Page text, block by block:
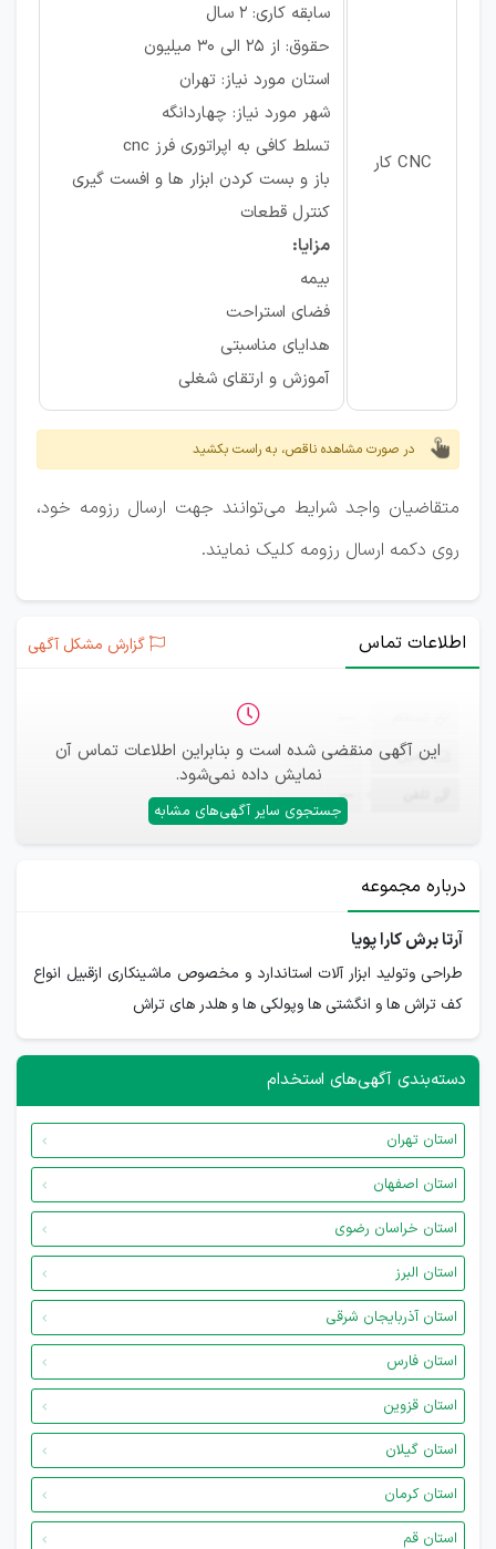
CNC کار
سابقه کاری: ۲ سال
حقوق: از ۲۵ الی ۳۰ میلیون
استان مورد نیاز: تهران
شهر مورد نیاز: چهاردانگه
تسلط کافی به اپراتوری فرز cnc
باز و بست کردن ابزار ها و افست گیری
کنترل قطعات
مزایا:
بیمه
فضای استراحت
هدایای مناسبتی
آموزش و ارتقای شغلی
در صورت مشاهده ناقص، به راست بکشید
متقاضیان واجد شرایط می‌توانند جهت ارسال رزومه خود،
روی دکمه ارسال رزومه کلیک نمایند.
اطلاعات تماس گزارش مشکل آگهی
این آگهی منقضی شده است و بنابراین اطلاعات تماس آن
نمایش داده نمی‌شود.
جستجوی سایر آگهی‌های مشابه
ایمیل —
—
درباره مجموعه
آرتا برش کارا پویا
طراحی وتولید ابزار آلات استاندارد و مخصوص ماشینکاری ازقبیل انواع
کف تراش ها و انگشتی ها وپولکی ها و هلدر های تراش
دسته‌بندی آگهی‌های استخدام
استان تهران
استان اصفهان
استان خراسان رضوی
استان البرز
استان آذربایجان شرقی
استان فارس
استان قزوین
استان گیلان
استان کرمان
استان قم